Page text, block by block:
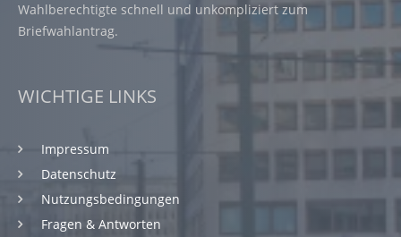
Wahlberechtigte schnell und unkompliziert zum
Briefwahlantrag.
WICHTIGE LINKS
Impressum
Datenschutz
Nutzungsbedingungen
Fragen & Antworten